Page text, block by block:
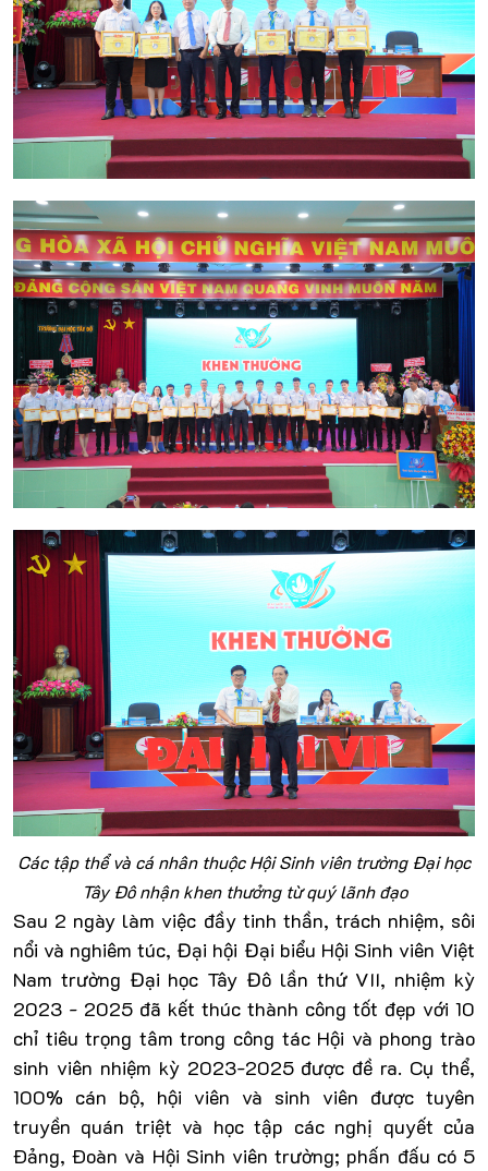
Các tập thể và cá nhân thuộc Hội Sinh viên trường Đại học
Tây Đô nhận khen thưởng từ quý lãnh đạo
Sau 2 ngày làm việc đầy tinh thần, trách nhiệm, sôi
nổi và nghiêm túc, Đại hội Đại biểu Hội Sinh viên Việt
Nam trường Đại học Tây Đô lần thứ VII, nhiệm kỳ
2023 - 2025 đã kết thúc thành công tốt đẹp với 10
chỉ tiêu trọng tâm trong công tác Hội và phong trào
sinh viên nhiệm kỳ 2023-2025 được đề ra. Cụ thể,
100% cán bộ, hội viên và sinh viên được tuyên
truyền quán triệt và học tập các nghị quyết của
Ðảng, Ðoàn và Hội Sinh viên trường; phấn đấu có 5